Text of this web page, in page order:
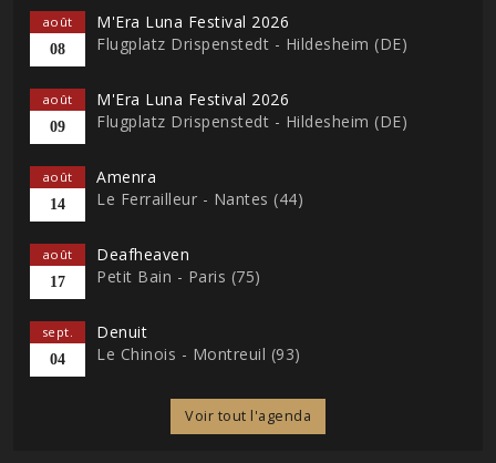
août
08
M'Era Luna Festival 2026
Flugplatz Drispenstedt - Hildesheim (DE)
août
09
M'Era Luna Festival 2026
Flugplatz Drispenstedt - Hildesheim (DE)
août
14
Amenra
Le Ferrailleur - Nantes (44)
août
17
Deafheaven
Petit Bain - Paris (75)
sept.
04
Denuit
Le Chinois - Montreuil (93)
Voir tout l'agenda